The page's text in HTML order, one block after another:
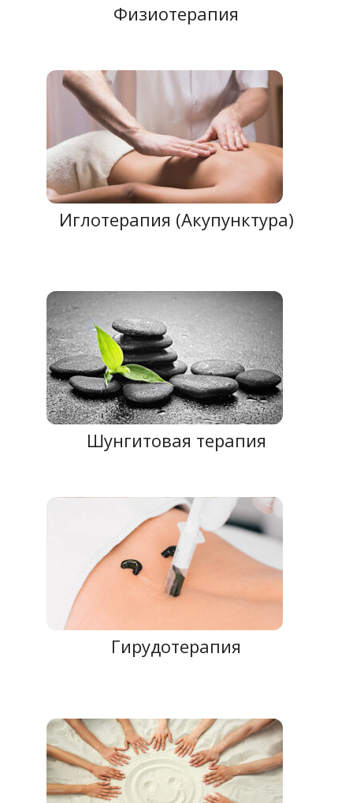
Физиотерапия
Иглотерапия (Акупунктура)
Шунгитовая терапия
Гирудотерапия